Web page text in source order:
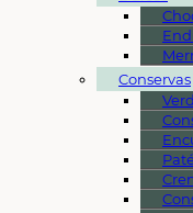
Conservas